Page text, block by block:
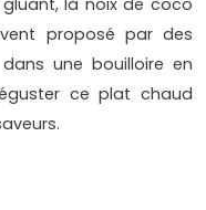
proposé par des
une bouilloire en
ce plat chaud